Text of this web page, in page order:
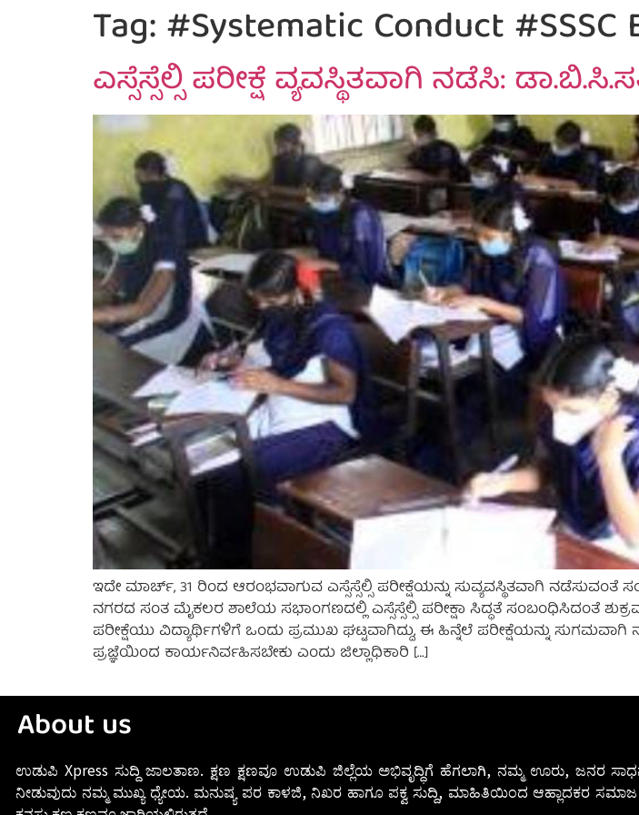
Tag:#Systematic Conduct #SSSC
ಎಸ್ಸೆಸ್ಸೆಲ್ಸಿ ಪರೀಕ್ಷೆ ವ್ಯವಸ್ಥಿತವಾಗಿ ನಡೆಸಿ:
ಇದೇ ಮಾರ್ಚ್, 31 ರಿಂದ ಆರಂಭವಾಗುವ ಎಸ್ಸೆಸ್ಸೆಲ್ಸಿ ಪರೀಕ್ಷೆಯನ್ನು ಸುವ್ಯವಸ್ಥಿತವಾಗಿ
ನಗರದ ಸಂತ ಮೈಕಲರ ಶಾಲೆಯ ಸಭಾಂಗಣದಲ್ಲಿ ಎಸ್ಸೆಸ್ಸೆಲ್ಸಿ ಪರೀಕ್ಷಾ ಸಿದ್ಧತೆ ಸಂಬಂಧಿಸಿದಂತೆ
ಪರೀಕ್ಷೆಯು ವಿದ್ಯಾರ್ಥಿಗಳಿಗೆ ಒಂದು ಪ್ರಮುಖ ಘಟ್ಟವಾಗಿದ್ದು, ಈ ಹಿನ್ನೆಲೆ ಪರೀಕ್ಷೆಯನ್ನು
ಪ್ರಜ್ಞೆಯಿಂದ ಕಾರ್ಯನಿರ್ವಹಿಸಬೇಕು ಎಂದು ಜಿಲ್ಲಾಧಿಕಾರಿ […]
About us
ಉಡುಪಿ Xpress ಸುದ್ದಿ ಜಾಲತಾಣ. ಕ್ಷಣ ಕ್ಷಣವೂ ಉಡುಪಿ ಜಿಲ್ಲೆಯ ಅಭಿವೃದ್ಧಿಗೆ ಹೆಗಲಾಗಿ, ನಮ್ಮ ಊರು, ಜನರ
ನೀಡುವುದು ನಮ್ಮ ಮುಖ್ಯ ಧ್ಯೇಯ. ಮನುಷ್ಯ ಪರ ಕಾಳಜಿ, ನಿಖರ ಹಾಗೂ ಪಕ್ವ ಸುದ್ದಿ, ಮಾಹಿತಿಯಿಂದ ಆಹ್ಲಾದಕರ